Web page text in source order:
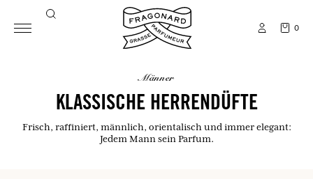
0
männer
KLASSISCHE HERRENDÜFTE
Frisch, raffiniert, männlich, orientalisch und immer elegant:
Jedem Mann sein Parfum.